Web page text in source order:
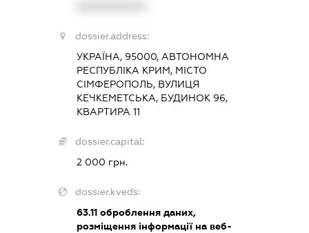
dossier.address:
УКРАЇНА, 95000, АВТОНОМНА
РЕСПУБЛІКА КРИМ, МІСТО
СІМФЕРОПОЛЬ, ВУЛИЦЯ
КЕЧКЕМЕТСЬКА, БУДИНОК 96,
КВАРТИРА 11
dossier.capital:
2 000 грн.
dossier.kveds:
63.11оброблення даних,
розміщення інформації на веб-